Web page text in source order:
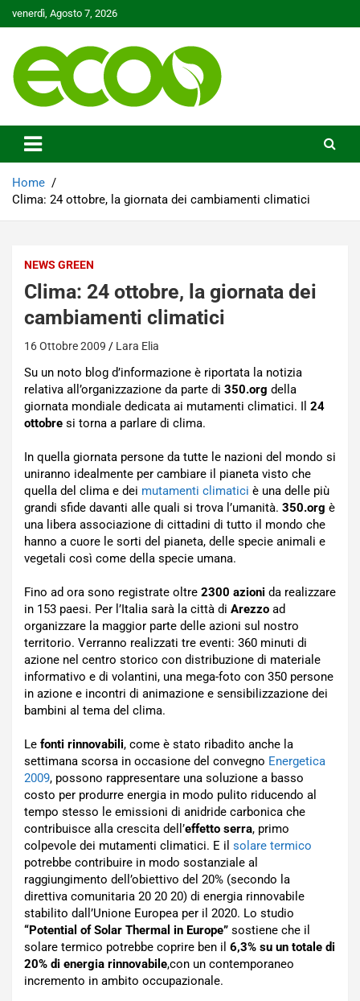
to
venerdì, Agosto 7, 2026
Ecoo.it
Home
Clima: 24 ottobre, la giornata dei cambiamenti climatici
NEWS GREEN
Clima: 24 ottobre, la giornata dei
cambiamenti climatici
16 Ottobre 2009 Lara Elia
Su un noto blog d’informazione è riportata la notizia
relativa all’organizzazione da parte di 350.org della
giornata mondiale dedicata ai mutamenti climatici. Il 24
ottobre si torna a parlare di clima.
In quella giornata persone da tutte le nazioni del mondo si
uniranno idealmente per cambiare il pianeta visto che
quella del clima e dei mutamenti climatici è una delle più
grandi sfide davanti alle quali si trova l’umanità. 350.org è
una libera associazione di cittadini di tutto il mondo che
hanno a cuore le sorti del pianeta, delle specie animali e
vegetali così come della specie umana.
Fino ad ora sono registrate oltre 2300 azioni da realizzare
in 153 paesi. Per l’Italia sarà la città di Arezzo ad
organizzare la maggior parte delle azioni sul nostro
territorio. Verranno realizzati tre eventi: 360 minuti di
azione nel centro storico con distribuzione di materiale
informativo e di volantini, una mega-foto con 350 persone
in azione e incontri di animazione e sensibilizzazione dei
bambini al tema del clima.
Le fonti rinnovabili, come è stato ribadito anche la
settimana scorsa in occasione del convegno Energetica
2009, possono rappresentare una soluzione a basso
costo per produrre energia in modo pulito riducendo al
tempo stesso le emissioni di anidride carbonica che
contribuisce alla crescita dell’effetto serra, primo
colpevole dei mutamenti climatici. E il solare termico
potrebbe contribuire in modo sostanziale al
raggiungimento dell’obiettivo del 20% (secondo la
direttiva comunitaria 20 20 20) di energia rinnovabile
stabilito dall’Unione Europea per il 2020. Lo studio
“Potential of Solar Thermal in Europe” sostiene che il
solare termico potrebbe coprire ben il 6,3% su un totale di
20% di energia rinnovabile,con un contemporaneo
incremento in ambito occupazionale.